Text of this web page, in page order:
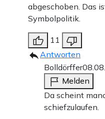
abgeschoben. Das
Symbolpolitik.
11
Antworten
Bolldörffer
Melden
Da scheint
schiefzulaufen.